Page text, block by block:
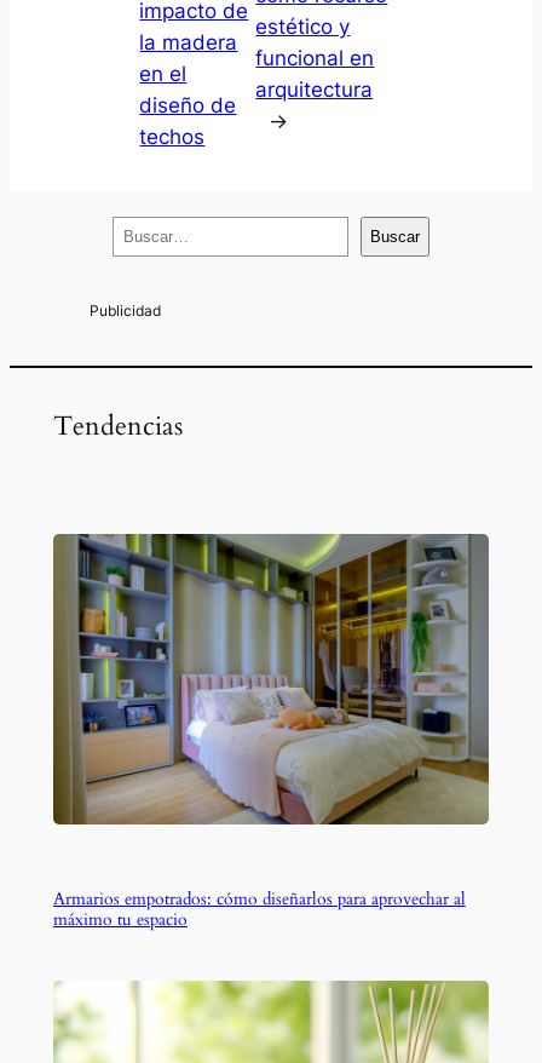
impacto de
la madera
en el
diseño de
techos
estético y
funcional en
arquitectura
→
u
Buscar
Tendencias
Armarios empotrados: cómo diseñarlos para aprovechar al
máximo tu espacio